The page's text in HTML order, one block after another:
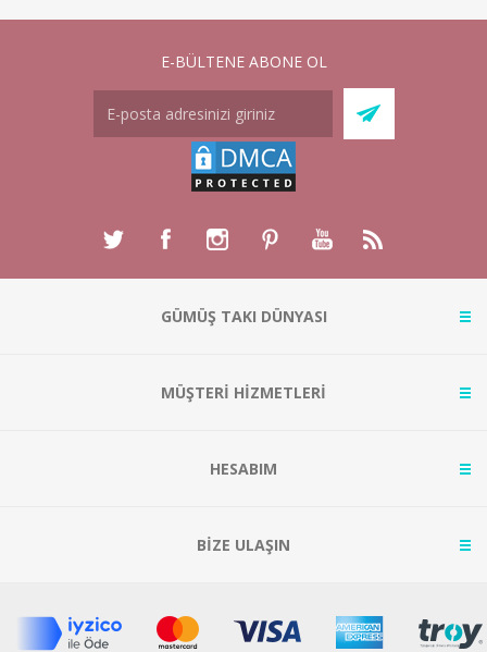
E-BÜLTENE ABONE OL
GÜMÜŞ TAKI DÜNYASI
MÜŞTERİ HİZMETLERİ
HESABIM
BİZE ULAŞIN